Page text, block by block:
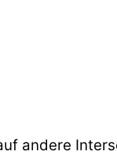
andere